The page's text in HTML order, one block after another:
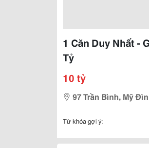
1 Căn Duy Nhất -
Tỷ
10 tỷ
97 Trần Bình, Mỹ
Từ khóa gợi ý: